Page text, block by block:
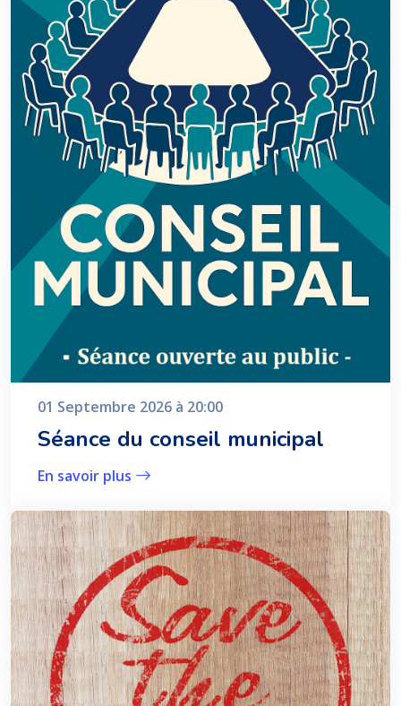
01 Septembre 2026 à 20:00
Séance du conseil municipal
En savoir plus